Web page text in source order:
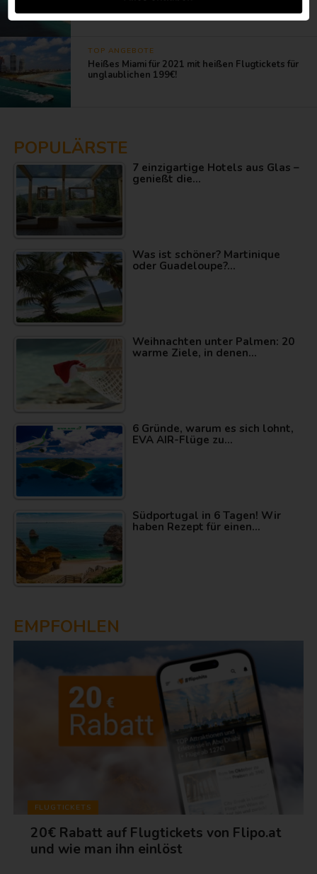
Unterkünfte und Aktivitätstipps
TOP ANGEBOTE
Heißes Miami für 2021 mit heißen Flugtickets für
unglaublichen 199€!
POPULÄRSTE
7 einzigartige Hotels aus Glas –
genießt die…
Was ist schöner? Martinique
oder Guadeloupe?…
Weihnachten unter Palmen: 20
warme Ziele, in denen…
6 Gründe, warum es sich lohnt,
EVA AIR-Flüge zu…
Südportugal in 6 Tagen! Wir
haben Rezept für einen…
EMPFOHLEN
FLUGTICKETS
20€ Rabatt auf Flugtickets von Flipo.at
und wie man ihn einlöst